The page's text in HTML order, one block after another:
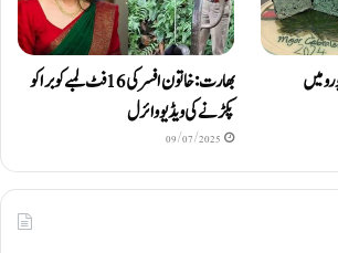
36 ہزار یورو میں
بھارت: خاتون افسر کی 16 فٹ لمبے کوبرا کو
پکڑنے کی ویڈیو وائرل
09/07/2025